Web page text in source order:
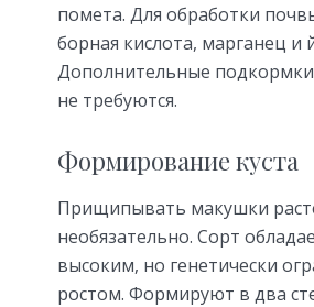
помета. Для обработки
борная кислота, марганец и
Дополнительные
не требуются.
Формирование куста
Прищипывать макушки
необязательно. Сорт
высоким, но генетически
ростом. Формируют в два